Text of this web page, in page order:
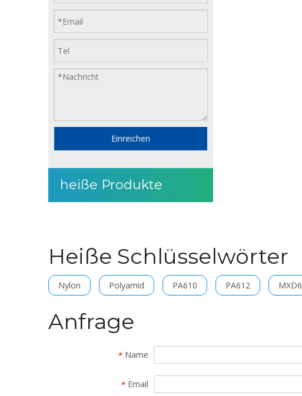
Einreichen
heiße Produkte
Heiße Schlüsselwörter
Nylon Polyamid PA610 PA612 MXD6
Anfrage
* Name
* Email